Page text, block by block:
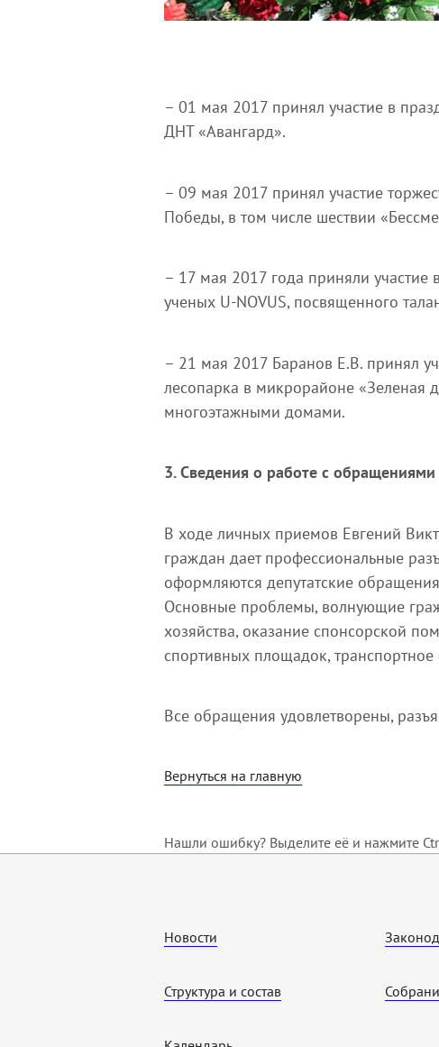
– 01 мая 2017 принял участие в
ДНТ «Авангард».
– 09 мая 2017 принял участие
Победы, в том числе шествии
– 17 мая 2017 года приняли
ученых U-NOVUS, посвященного
– 21 мая 2017 Баранов Е.В. принял
лесопарка в микрорайоне «Зеленая
многоэтажными домами.
3. Сведения о работе с
В ходе личных приемов Евгений
граждан дает профессиональные
оформляются депутатские
Основные проблемы, волнующие
хозяйства, оказание спонсорской
спортивных площадок,
Все обращения удовлетворены,
Вернуться на главную
Нашли ошибку? Выделите её и нажмите
Новости
Структура и состав